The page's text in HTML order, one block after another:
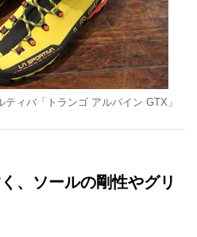
ィバ「トランゴ アルパイン GTX」
、ソールの剛性やグリ